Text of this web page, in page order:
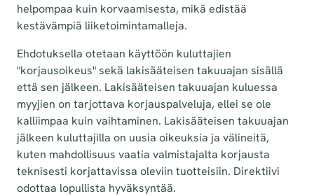
helpompaa kuin korvaamisesta, mikä edistää
kestävämpiä liiketoimintamalleja.
Ehdotuksella otetaan käyttöön kuluttajien
"korjausoikeus" sekä lakisääteisen takuuajan sisällä
että sen jälkeen. Lakisääteisen takuuajan kuluessa
myyjien on tarjottava korjauspalveluja, ellei se ole
kalliimpaa kuin vaihtaminen. Lakisääteisen takuuajan
jälkeen kuluttajilla on uusia oikeuksia ja välineitä,
kuten mahdollisuus vaatia valmistajalta korjausta
teknisesti korjattavissa oleviin tuotteisiin. Direktiivi
odottaa lopullista hyväksyntää.